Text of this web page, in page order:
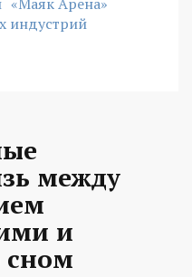
индустрий
между
и
сном